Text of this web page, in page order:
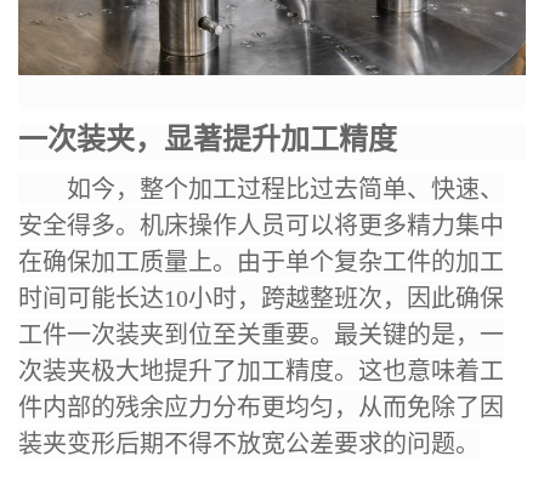
一次装夹，显著提升加工精度
如今，整个加工过程比过去简单、快速、
安全得多。机床操作人员可以将更多精力集中
在确保加工质量上。由于单个复杂工件的加工
时间可能长达10小时，跨越整班次，因此确保
工件一次装夹到位至关重要。最关键的是，一
次装夹极大地提升了加工精度。这也意味着工
件内部的残余应力分布更均匀，从而免除了因
装夹变形后期不得不放宽公差要求的问题。